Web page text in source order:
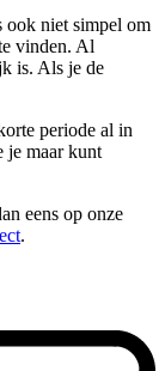
ook niet simpel om
vinden. Al
is. Als je de
periode al in
je maar kunt
eens op onze
.